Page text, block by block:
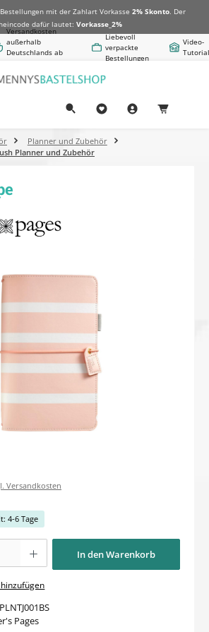
mit der Zahlart Vorkasse 2% Skonto. Der
dafür lautet: Vorkasse_2%
Versandkosten
außerhalb
Deutschlands ab
Liebevoll
verpackte
Bestellungen
Video-
Planner und Zubehör
Planner und Zubehör
Versandkosten
4-6 Tage
gewünschten Wert ein oder benutze die Schaltflächen um
In den Warenkorb
PLNTJ001BS
Pages